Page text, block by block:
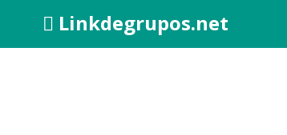
Linkdegrupos.net